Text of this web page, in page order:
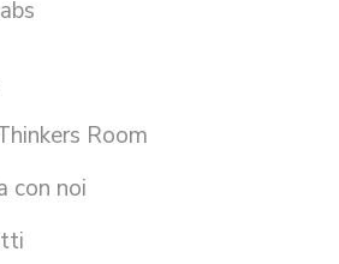
Room
con noi